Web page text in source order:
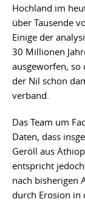
Hochland im
über Tausende
Einige der
30 Millionen
ausgeworfen, so
der Nil schon
verband.
Das Team um
Daten, dass
Geröll aus
entspricht
nach bisherigen
durch Erosion in